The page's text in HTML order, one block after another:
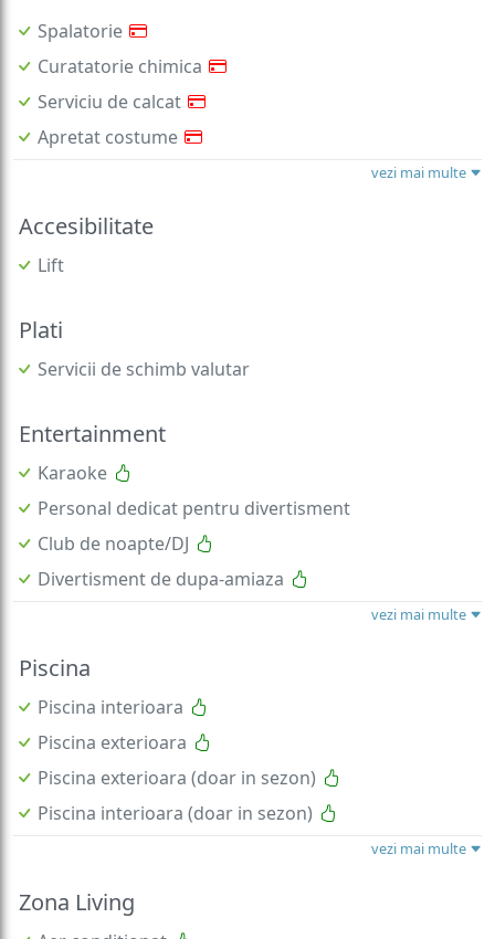
Spalatorie
Curatatorie chimica
Serviciu de calcat
Apretat costume
vezi mai multe
Accesibilitate
Lift
Plati
Servicii de schimb valutar
Entertainment
Karaoke
Personal dedicat pentru divertisment
Club de noapte/DJ
Divertisment de dupa-amiaza
vezi mai multe
Piscina
Piscina interioara
Piscina exterioara
Piscina exterioara (doar in sezon)
Piscina interioara (doar in sezon)
vezi mai multe
Zona Living